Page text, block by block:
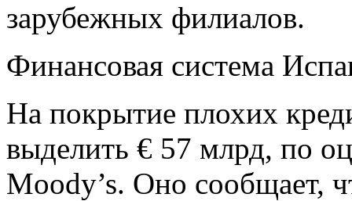
зарубежных филиалов.
Финансовая система
На покрытие плохих
выделить € 57 млрд, по
Moody’s. Оно сообщает,